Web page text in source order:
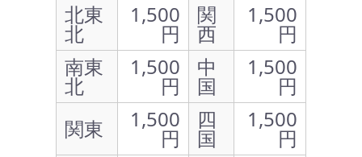
北東
北
1,500
円
関
西
1,500
円
南東
北
1,500
円
中
国
1,500
円
関東
1,500
円
四
国
1,500
円